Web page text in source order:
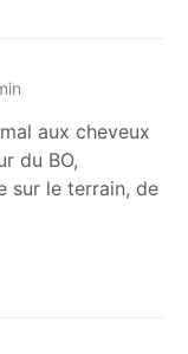
aux cheveux
du BO,
sur le terrain, de